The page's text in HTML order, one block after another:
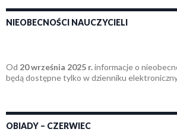
NIEOBECNOŚCI NAUCZYCIELI
Od 20 września 2025 r.informacje o
będą dostępne tylko w dzienniku
OBIADY – CZERWIEC